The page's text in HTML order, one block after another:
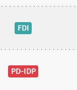
FDI
PD-IDP